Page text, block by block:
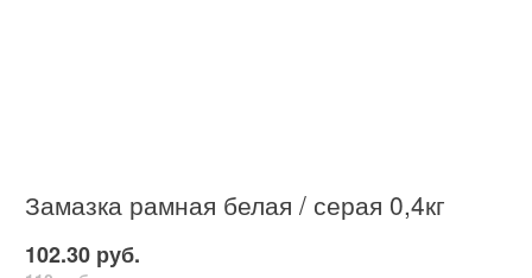
Замазка рамная белая / серая 0,4кг
102.30 руб.